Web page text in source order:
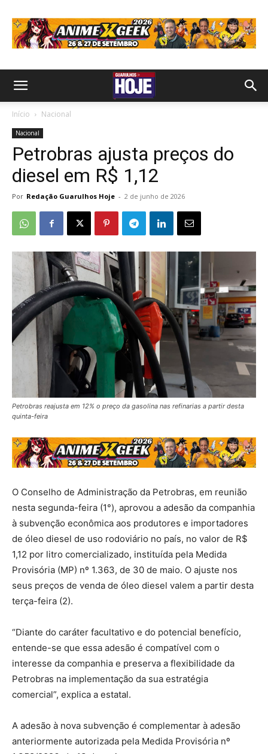
Início Nacional
Nacional
Petrobras ajusta preços do
diesel em R$ 1,12
Por Redação Guarulhos Hoje - 2 de junho de 2026
Petrobras reajusta em 12% o preço da gasolina nas refinarias a partir desta
quinta-feira
O Conselho de Administração da Petrobras, em reunião
nesta segunda-feira (1°), aprovou a adesão da companhia
à subvenção econômica aos produtores e importadores
de óleo diesel de uso rodoviário no país, no valor de R$
1,12 por litro comercializado, instituída pela Medida
Provisória (MP) nº 1.363, de 30 de maio. O ajuste nos
seus preços de venda de óleo diesel valem a partir desta
terça-feira (2).
“Diante do caráter facultativo e do potencial benefício,
entende-se que essa adesão é compatível com o
interesse da companhia e preserva a flexibilidade da
Petrobras na implementação da sua estratégia
comercial”, explica a estatal.
A adesão à nova subvenção é complementar à adesão
anteriormente autorizada pela Medida Provisória nº